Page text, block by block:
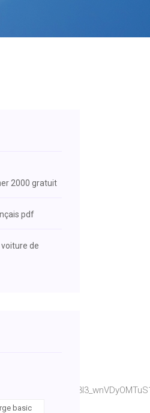
2000 gratuit
pdf
de
basic